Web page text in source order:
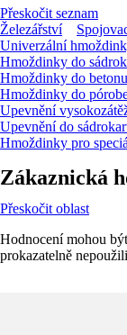
Přeskočit seznam
Železářství
Univerzální
Hmoždinky do
Hmoždinky do
Hmoždinky do
Upevnění
Upevnění do
Hmoždinky pro
Zákaznická
Přeskočit oblast
Hodnocení mohou
prokazatelně